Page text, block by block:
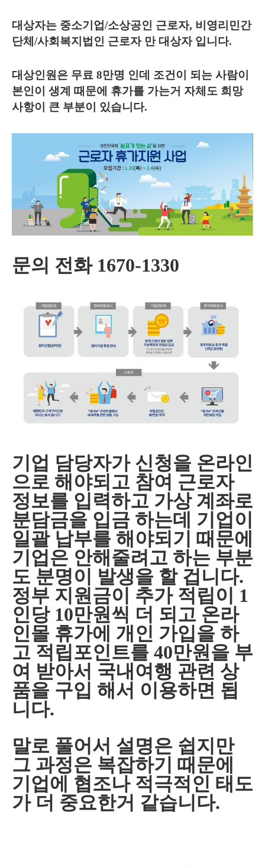
대상자는 중소기업/소상공인 근로자, 비영리민간
단체/사회복지법인 근로자 만 대상자 입니다.
대상인원은 무료 8만명 인데 조건이 되는 사람이
본인이 생계 때문에 휴가를 가는거 자체도 희망
사항이 큰 부분이 있습니다.
문의 전화 1670-1330
기업 담당자가 신청을 온라인
으로 해야되고 참여 근로자
정보를 입력하고 가상 계좌로
분담금을 입금 하는데 기업이
일괄 납부를 해야되기 때문에
기업은 안해줄려고 하는 부분
도 분명이 발생을 할 겁니다.
정부 지원금이 추가 적립이 1
인당 10만원씩 더 되고 온라
인몰 휴가에 개인 가입을 하
고 적립포인트를 40만원을 부
여 받아서 국내여행 관련 상
품을 구입 해서 이용하면 됩
니다.
말로 풀어서 설명은 쉽지만
그 과정은 복잡하기 때문에
기업에 협조나 적극적인 태도
가 더 중요한거 같습니다.